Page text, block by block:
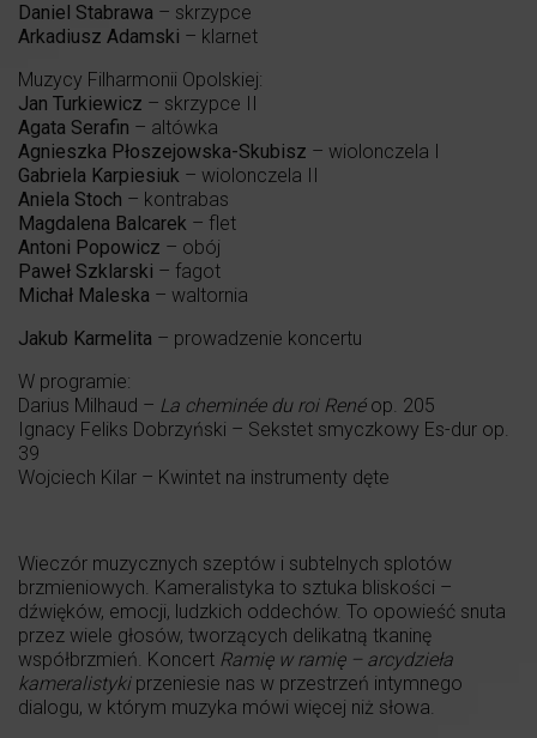
Daniel Stabrawa – skrzypce
Arkadiusz Adamski – klarnet
Muzycy Filharmonii Opolskiej:
Jan Turkiewicz – skrzypce II
Agata Serafin – altówka
Agnieszka Płoszejowska-Skubisz – wiolonczela I
Gabriela Karpiesiuk – wiolonczela II
Aniela Stoch – kontrabas
Magdalena Balcarek – flet
Antoni Popowicz – obój
Paweł Szklarski – fagot
Michał Maleska – waltornia
Jakub Karmelita – prowadzenie koncertu
W programie:
Darius Milhaud – La cheminée du roi Renéop. 205
Ignacy Feliks Dobrzyński – Sekstet smyczkowy Es-dur op.
39
Wojciech Kilar – Kwintet na instrumenty dęte
Wieczór muzycznych szeptów i subtelnych splotów
brzmieniowych. Kameralistyka to sztuka bliskości –
dźwięków, emocji, ludzkich oddechów. To opowieść snuta
przez wiele głosów, tworzących delikatną tkaninę
współbrzmień. Koncert Ramię w ramię – arcydzieła
kameralistykiprzeniesie nas w przestrzeń intymnego
dialogu, w którym muzyka mówi więcej niż słowa.